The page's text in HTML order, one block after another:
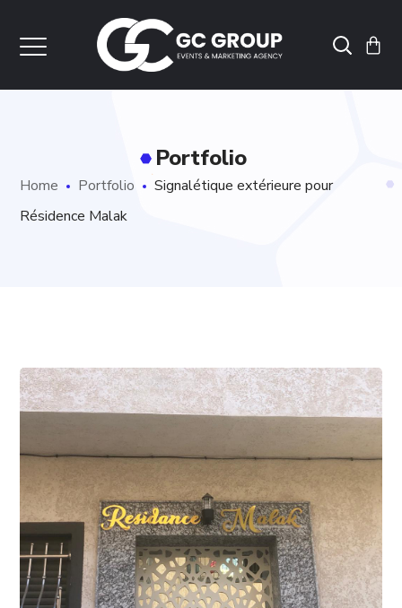
Portfolio
Home Portfolio
Signalétique extérieure pour
Résidence Malak